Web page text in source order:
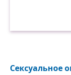
Сексуальное